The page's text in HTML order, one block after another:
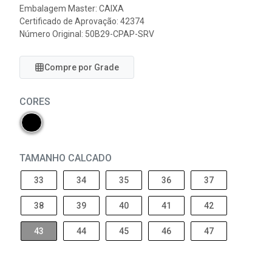
Embalagem Master: CAIXA
Certificado de Aprovação: 42374
Número Original: 50B29-CPAP-SRV
Compre por Grade
CORES
TAMANHO CALCADO
33 34 35 36 37
38 39 40 41 42
43 44 45 46 47